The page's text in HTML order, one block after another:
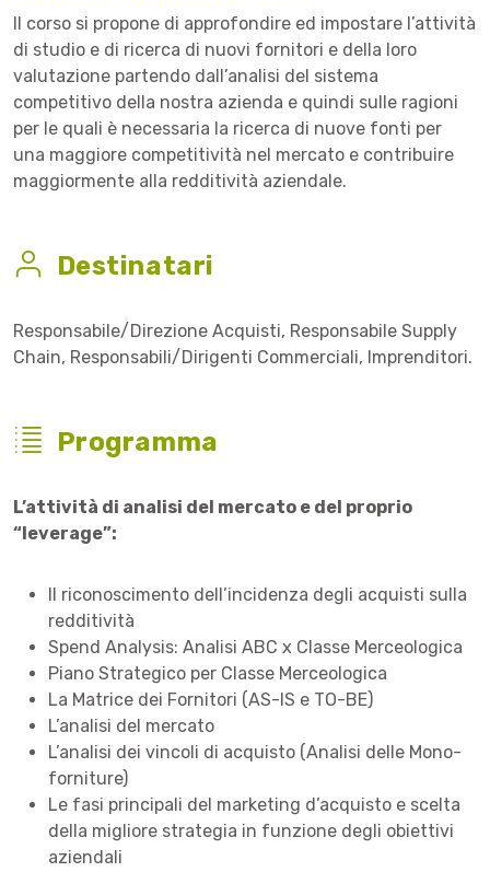
Il corso si propone di approfondire ed impostare l’attività
di studio e di ricerca di nuovi fornitori e della loro
valutazione partendo dall’analisi del sistema
competitivo della nostra azienda e quindi sulle ragioni
per le quali è necessaria la ricerca di nuove fonti per
una maggiore competitività nel mercato e contribuire
maggiormente alla redditività aziendale.
Destinatari
Responsabile/Direzione Acquisti, Responsabile Supply
Chain, Responsabili/Dirigenti Commerciali, Imprenditori.
Programma
L’attività di analisi del mercato e del proprio
“leverage”:
Il riconoscimento dell’incidenza degli acquisti sulla
redditività
Spend Analysis: Analisi ABC x Classe Merceologica
Piano Strategico per Classe Merceologica
La Matrice dei Fornitori (AS-IS e TO-BE)
L’analisi del mercato
L’analisi dei vincoli di acquisto (Analisi delle Mono-
forniture)
Le fasi principali del marketing d’acquisto e scelta
della migliore strategia in funzione degli obiettivi
aziendali